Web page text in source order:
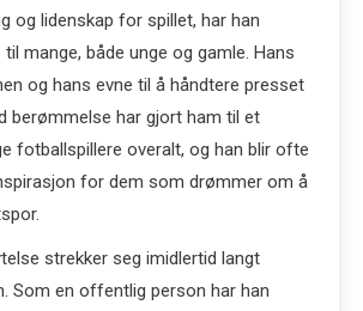
og lidenskap for spillet, har han
mange, både unge og gamle. Hans
og hans evne til å håndtere presset
berømmelse har gjort ham til et
fotballspillere overalt, og han blir ofte
for dem som drømmer om å
strekker seg imidlertid langt
Som en offentlig person har han